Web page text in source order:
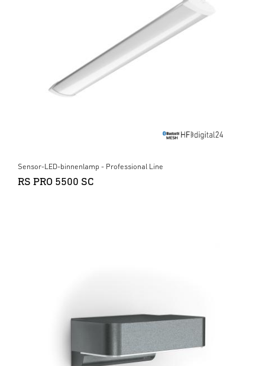
Sensor-LED-binnenlamp - Professional Line
RS PRO 5500 SC